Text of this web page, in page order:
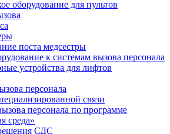
оборудование для пультов
поста медсестры
к системам вызова персонала
устройства для лифтов
персонала
связи
персонала по программе
среда»
СДС